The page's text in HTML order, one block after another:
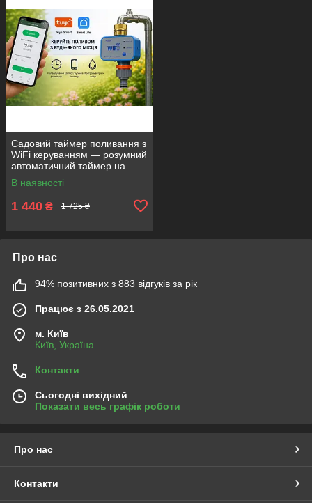
Садовий таймер поливання з
WiFi керуванням — розумний
автоматичний таймер на
батарейках, Tuya, SmartLife
В наявності
1 440 ₴ 1 725 ₴
Про нас
94% позитивних з 883 відгуків за рік
Працює з 26.05.2021
м. Київ
Київ, Україна
Контакти
Сьогодні вихідний
Показати весь графік роботи
Про нас
Контакти